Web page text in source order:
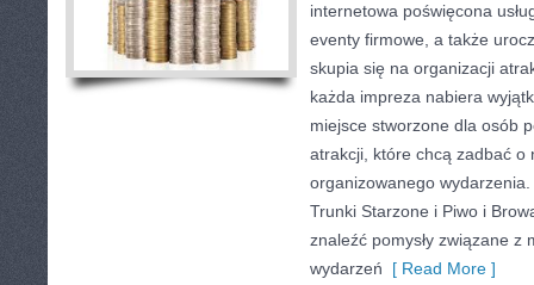
internetowa poświęcona
eventy firmowe, a także
skupia się na organizacji
każda impreza nabiera
miejsce stworzone dla osób
atrakcji, które chcą zadbać o
organizowanego
Trunki Starzone i Piwo i
znaleźć pomysły związane z
wydarzeń [ Read More ]